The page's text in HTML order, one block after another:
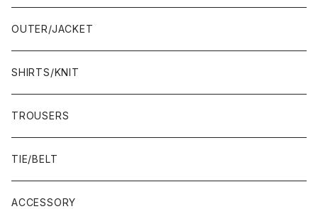
21.5-22.0 cm
22.0-22.5 cm
22.5-23.0 cm
23.0-23.5 cm
23.5-24.0 cm
OUTER/JACKET
SHIRTS/KNIT
TROUSERS
TIE/BELT
ACCESSORY